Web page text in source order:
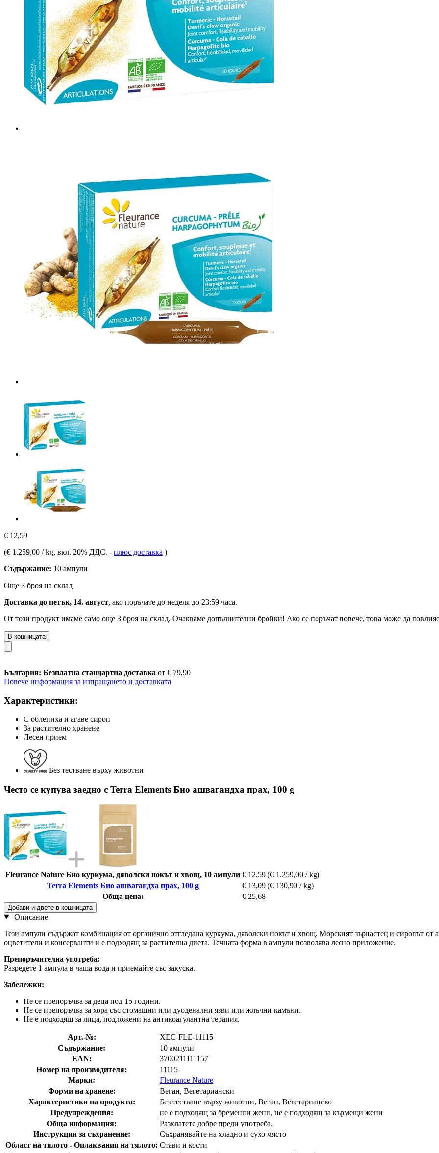
€ 12,59
(€ 1.259,00 / kg, вкл. 20% ДДС. - плюс доставка )
Съдържание: 10 ампули
Още 3 броя на склад
Доставка до петък, 14. август, ако поръчате до неделя до 23:59 часа.
От този продукт имаме само още 3 броя на склад. Очакваме допълнителни бройки! Ако се поръчат повече, това може да повлияе
В кошницата
България: Безплатна стандартна доставка от € 79,90
Повече информация за изпращането и доставката
Характеристики:
С облепиха и агаве сироп
За растително хранене
Лесен прием
Без тестване върху животни
Често се купува заедно с Terra Elements Био ашвагандха прах, 100 g
Fleurance Nature Био куркума, дяволски нокът и хвощ, 10 ампули € 12,59 (€ 1.259,00 / kg)
Terra Elements Био ашвагандха прах, 100 g
€ 13,09 (€ 130,90 / kg)
Обща цена:
€ 25,68
Добави и двете в кошницата
Описание
Тези ампули съдържат комбинация от органично отгледана куркума, дяволски нокът и хвощ. Морският зърнастец и сиропът от
оцветители и консерванти и е подходящ за растителна диета. Течната форма в ампули позволява лесно приложение.
Препоръчителна употреба:
Разредете 1 ампула в чаша вода и приемайте със закуска.
Забележки:
Не се препоръчва за деца под 15 години.
Не се препоръчва за хора със стомашни или дуоденални язви или жлъчни камъни.
Не е подходящ за лица, подложени на антикоагулантна терапия.
Арт.-№:
XEC-FLE-11115
Съдържание:
10 ампули
EAN:
3700211111157
Номер на производителя:
11115
Марки:
Fleurance Nature
Форми на хранене:
Веган, Вегетариански
Характеристики на продукта:
Без тестване върху животни, Веган, Вегетарианско
Предупреждения:
не е подходящ за бременни жени, не е подходящ за кърмещи жени
Обща информация:
Разклатете добре преди употреба.
Инструкции за съхранение:
Съхранявайте на хладно и сухо място
Област на тялото - Оплаквания на тялото: Стави и кости